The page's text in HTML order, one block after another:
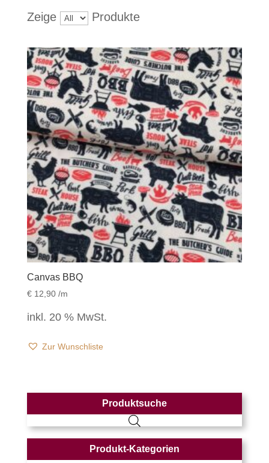
Zeige Produkte
Canvas BBQ
€12,90/m
inkl. 20 % MwSt.
Zur Wunschliste
Produktsuche
Produkt-Kategorien